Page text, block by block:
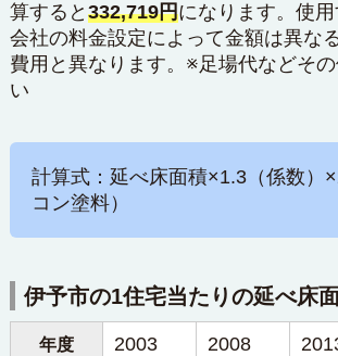
算すると 332,719円になります。使
会社の料金設定によって金額は異な
費用と異なります。※足場代などそ
い
計算式：延べ床面積×1.3（係数）
コン塗料）
伊予市の1住宅当たりの延べ床
年度 2003 2008